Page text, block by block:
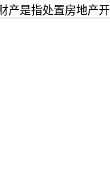
产是指处置房地产